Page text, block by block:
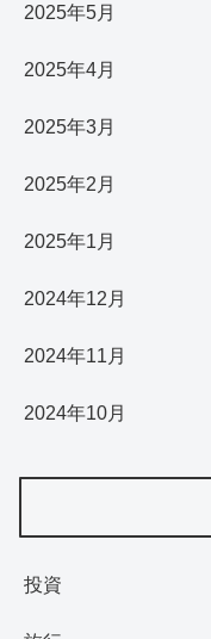
2025年5月
2025年4月
2025年3月
2025年2月
2025年1月
2024年12月
2024年11月
2024年10月
投資